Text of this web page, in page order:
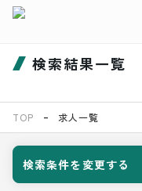
検索結果一覧
TOP 求人一覧
検索条件を変更する